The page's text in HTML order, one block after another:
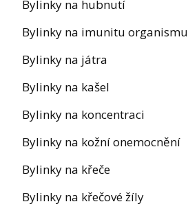
Bylinky na hubnutí
Bylinky na imunitu organismu
Bylinky na játra
Bylinky na kašel
Bylinky na koncentraci
Bylinky na kožní onemocnění
Bylinky na křeče
Bylinky na křečové žíly